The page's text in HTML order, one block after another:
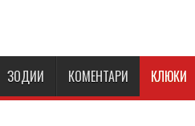
ЗОДИИ КОМЕНТАРИ КЛЮКИ